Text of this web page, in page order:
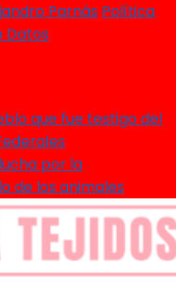
Parnás Política
Datos
que fue testigo del
por la
de los animales